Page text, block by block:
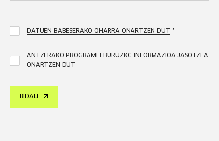
DATUEN BABESERAKO OHARRA ONARTZEN DUT *
ANTZERAKO PROGRAMEI BURUZKO INFORMAZIOA JASOTZEA
ONARTZEN DUT
BIDALI